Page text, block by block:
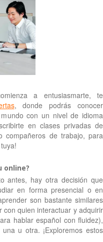
a entusiasmarte, te
, donde podrás conocer
con un nivel de idioma
en clases privadas de
compañeros de trabajo, para
online?
antes, hay otra decisión que
en forma presencial o en
son bastante similares
quien interactuar y adquirir
hablar español con fluidez),
u otra. ¡Exploremos estos